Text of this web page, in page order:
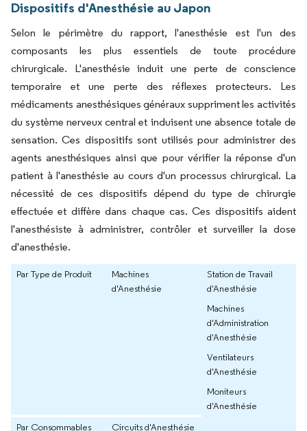
Dispositifs d'Anesthésie au Japon
Selon le périmètre du rapport, l'anesthésie est l'un des
composants les plus essentiels de toute procédure
chirurgicale. L'anesthésie induit une perte de conscience
temporaire et une perte des réflexes protecteurs. Les
médicaments anesthésiques généraux suppriment les activités
du système nerveux central et induisent une absence totale de
sensation. Ces dispositifs sont utilisés pour administrer des
agents anesthésiques ainsi que pour vérifier la réponse d'un
patient à l'anesthésie au cours d'un processus chirurgical. La
nécessité de ces dispositifs dépend du type de chirurgie
effectuée et diffère dans chaque cas. Ces dispositifs aident
l'anesthésiste à administrer, contrôler et surveiller la dose
d'anesthésie.
Par Type de Produit
Machines
d'Anesthésie
Station de Travail
d'Anesthésie
Machines
d'Administration
d'Anesthésie
Ventilateurs
d'Anesthésie
Moniteurs
d'Anesthésie
Par Consommables
Circuits d'Anesthésie